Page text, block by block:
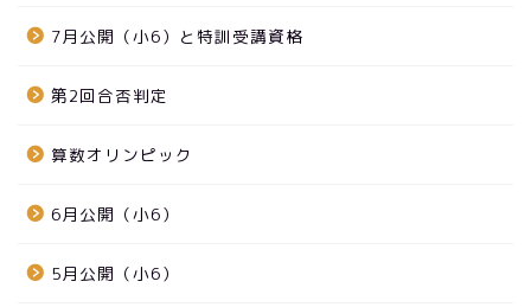
7月公開（小6）と特訓受講資格
第2回合否判定
算数オリンピック
6月公開（小6）
5月公開（小6）